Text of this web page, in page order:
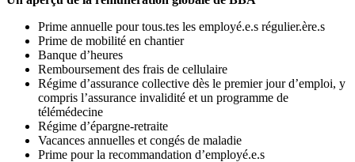
Prime annuelle pour tous.tes les employé.e.s régulier.ère.s
Prime de mobilité en chantier
Banque d’heures
Remboursement des frais de cellulaire
Régime d’assurance collective dès le premier jour d’emploi, y
compris l’assurance invalidité et un programme de
télémédecine
Régime d’épargne-retraite
Vacances annuelles et congés de maladie
Prime pour la recommandation d’employé.e.s